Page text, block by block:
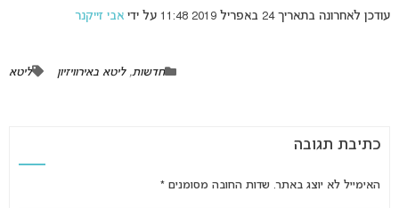
עודכן לאחרונה בתאריך 24 באפריל 2019 11:48 על ידי אבי זייקנר
חדשות, ליטא באירוויזיון ליטא
כתיבת תגובה
האימייל לא יוצג באתר. שדות החובה מסומנים *